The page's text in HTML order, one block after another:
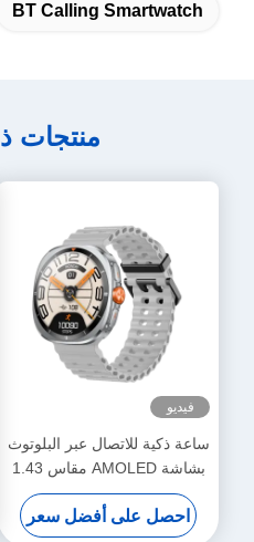
BT Calling Smartwatch
منتجات
فيديو
ساعة ذكية للاتصال عبر البلوتوث
بشاشة AMOLED مقاس 1.43
بوصة، جهاز تتبع اللياقة البدنية،
مقاومة للماء IP68
احصل على أفضل سعر